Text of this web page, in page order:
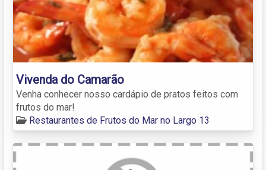
Vivenda do Camarão
Venha conhecer nosso cardápio de pratos feitos com
frutos do mar!
Restaurantes de Frutos do Mar no Largo 13